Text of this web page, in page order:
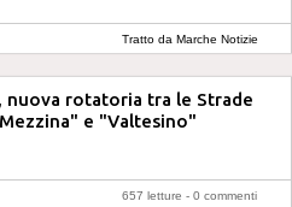
Tratto da Marche Notizie
nuova rotatoria tra le Strade
e "Valtesino"
657 letture - 0 commenti